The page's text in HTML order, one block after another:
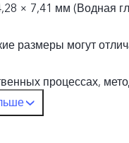
× 7,41 мм (Водная
размеры могут
процессах,